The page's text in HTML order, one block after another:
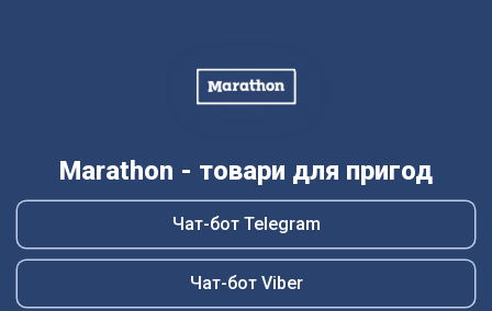
Marathon - товари для пригод
Чат-бот Telegram
Чат-бот Viber